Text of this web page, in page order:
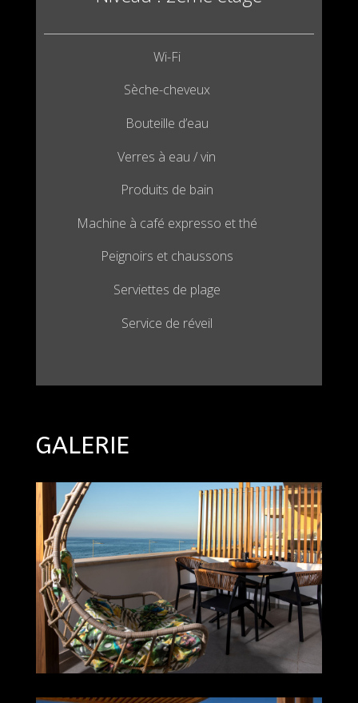
Wi-Fi
Sèche-cheveux
Bouteille d’eau
Verres à eau / vin
Produits de bain
Machine à café expresso et thé
Peignoirs et chaussons
Serviettes de plage
Service de réveil
GALERIE